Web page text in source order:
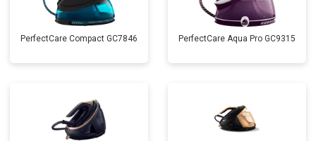
PerfectCare Compact GC7846 PerfectCare Aqua Pro GC9315